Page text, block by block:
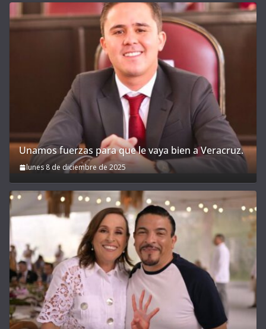
Unamos fuerzas para que le vaya bien a Veracruz.
lunes 8 de diciembre de 2025